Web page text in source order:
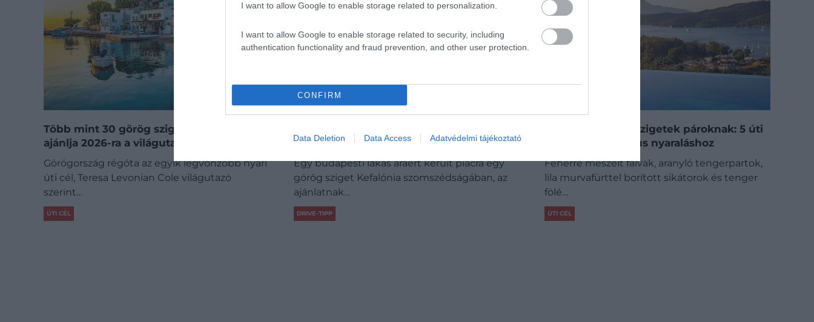
I want to allow Google to enable storage related to personalization.
I want to allow Google to enable storage related to security, including
authentication functionality and fraud prevention, and other user protection.
CONFIRM
Data Deletion Data Access Adatvédelmi tájékoztató
Több mint 30 görög szigeten járt, ezeket
ajánlja 2026-ra a világutazó
Görögország régóta az egyik legvonzóbb nyári
úti cél, Teresa Levonian Cole világutazó
szerint…
ÚTI CÉL
görög sziget, de van egy komoly bökkenő
Egy budapesti lakás áráért került piacra egy
görög sziget Kefalónia szomszédságában, az
ajánlatnak…
DRIVE-TIPP
A legjobb görög szigetek pároknak: 5 úti
cél egy romantikus nyaraláshoz
Fehérre meszelt falvak, aranyló tengerpartok,
lila murvafürttel borított sikátorok és tenger
fölé…
ÚTI CÉL